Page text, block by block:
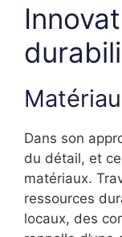
Dans son
du détail, et
matériaux.
ressources
locaux, des